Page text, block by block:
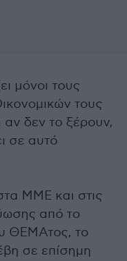
μόνοι τους
τους
αν δεν το ξέρουν,
σε αυτό
ΜΜΕ και στις
από το
ΘΕΜΑτος, το
σε επίσημη